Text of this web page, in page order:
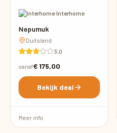
·Interhome
Nepumuk
Duitsland
3,0
vanaf€ 175,00
Bekijk deal
Meer info